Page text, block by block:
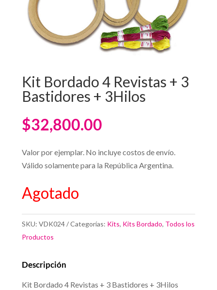
Kit Bordado 4 Revistas + 3
Bastidores + 3Hilos
$32,800.00
Valor por ejemplar. No incluye costos de envío.
Válido solamente para la República Argentina.
Agotado
SKU: VDK024 Categorías: Kits, Kits Bordado, Todos los
Productos
Descripción
Kit Bordado 4 Revistas + 3 Bastidores + 3Hilos